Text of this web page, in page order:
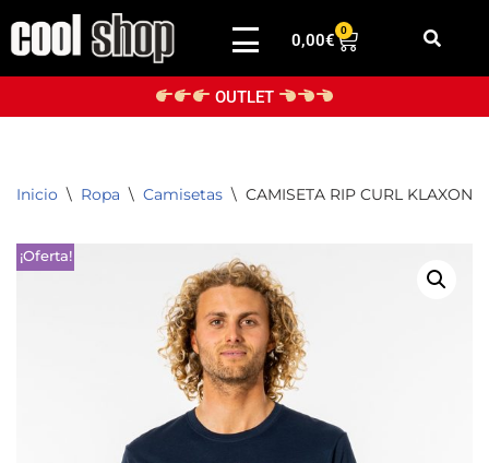
Saltar
0,00€
0
OUTLET
Inicio \ Ropa \ Camisetas \ CAMISETA RIP CURL KLAXON
¡Oferta!